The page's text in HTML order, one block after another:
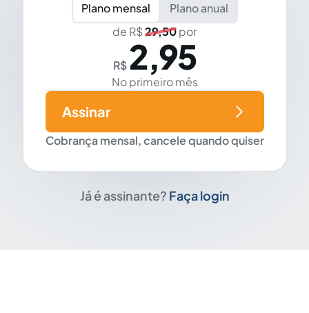
Plano mensal
Plano anual
de R$29,50por
R$ 2,95
No primeiro mês
Cobrança mensal, cancele quando quiser
Assinar
Já é assinante? Faça login